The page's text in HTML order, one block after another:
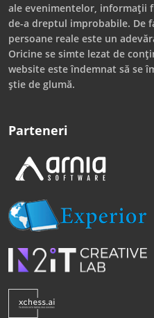
ale evenimentelor, informații
de-a dreptul improbabile. De
persoane reale este un
Oricine se simte lezat de
website este îndemnat să se
știe de glumă.
Parteneri